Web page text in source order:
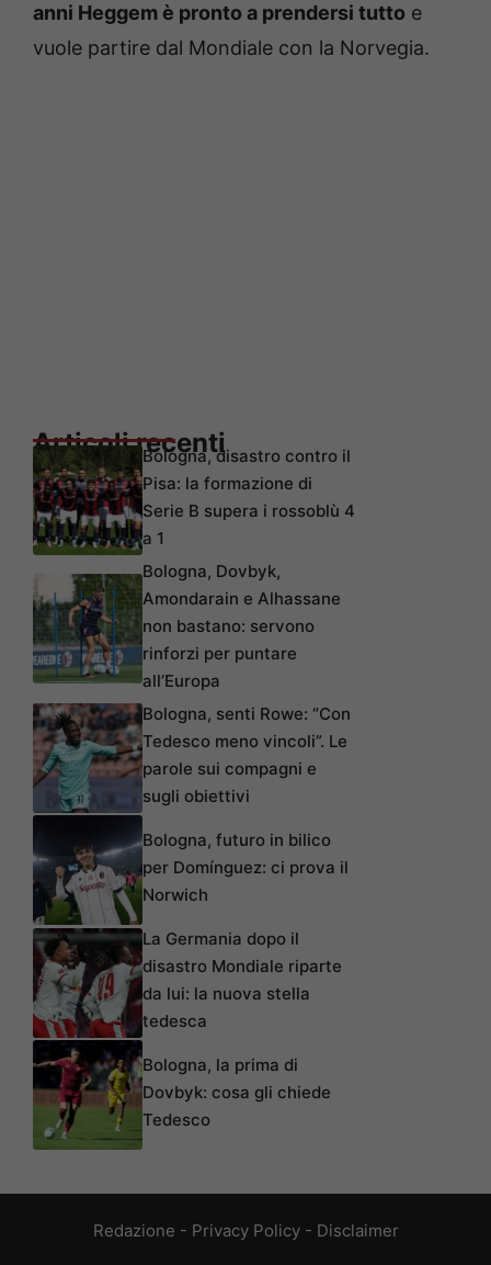
anni Heggem è pronto a prendersi tutto e
vuole partire dal Mondiale con la Norvegia.
Articoli recentiBologna, disastro contro il
Pisa: la formazione di
Serie B supera i rossoblù 4
a 1
Bologna, Dovbyk,
Amondarain e Alhassane
non bastano: servono
rinforzi per puntare
all’Europa
Bologna, senti Rowe: “Con
Tedesco meno vincoli”. Le
parole sui compagni e
sugli obiettivi
Bologna, futuro in bilico
per Domínguez: ci prova il
Norwich
La Germania dopo il
disastro Mondiale riparte
da lui: la nuova stella
tedesca
Bologna, la prima di
Dovbyk: cosa gli chiede
Tedesco
Redazione - Privacy Policy- Disclaimer